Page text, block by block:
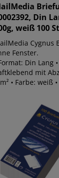
Din
weiß 100
Cygnus
Fenster.
Din Lang
mit
• Farbe: weiß